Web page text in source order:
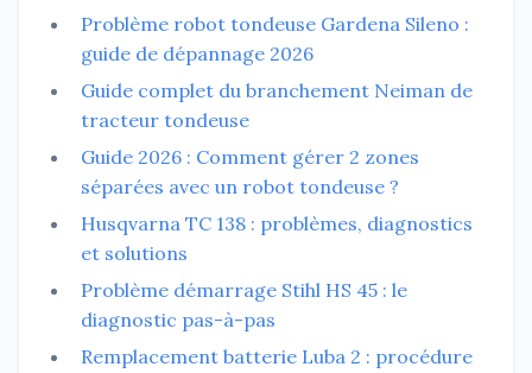
Problème robot tondeuse Gardena Sileno :
guide de dépannage 2026
Guide complet du branchement Neiman de
tracteur tondeuse
Guide 2026 : Comment gérer 2 zones
séparées avec un robot tondeuse ?
Husqvarna TC 138 : problèmes, diagnostics
et solutions
Problème démarrage Stihl HS 45 : le
diagnostic pas-à-pas
Remplacement batterie Luba 2 : procédure